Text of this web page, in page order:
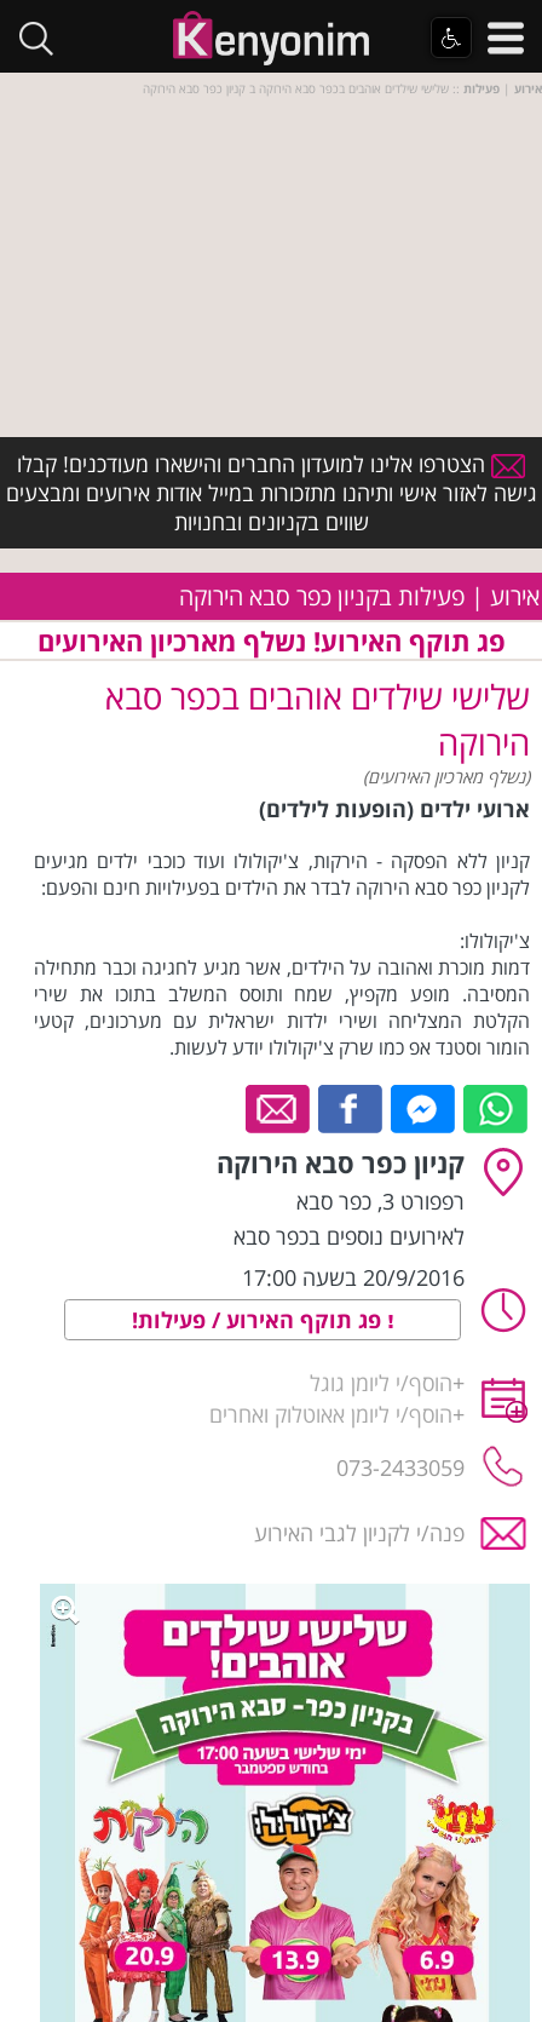
אירוע | פעילות :: שלישי שילדים אוהבים בכפר סבא הירוקה ב קניון כפר סבא הירוקה
הצטרפו אלינו למועדון החברים והישארו מעודכנים! קבלו
גישה לאזור אישי ותיהנו מתזכורות במייל אודות אירועים ומבצעים
שווים בקניונים ובחנויות
אירוע | פעילות בקניון כפר סבא הירוקה
פג תוקף האירוע! נשלף מארכיון האירועים
שלישי שילדים אוהבים בכפר סבא
הירוקה
(נשלף מארכיון האירועים)
ארועי ילדים (הופעות לילדים)
קניון ללא הפסקה - הירקות, צ'יקולולו ועוד כוכבי ילדים מגיעים
לקניון כפר סבא הירוקה לבדר את הילדים בפעילויות חינם והפעם:
צ'יקולולו:
דמות מוכרת ואהובה על הילדים, אשר מגיע לחגיגה וכבר מתחילה
המסיבה. מופע מקפיץ, שמח ותוסס המשלב בתוכו את שירי
הקלטת המצליחה ושירי ילדות ישראלית עם מערכונים, קטעי
הומור וסטנד אפ כמו שרק צ'יקולולו יודע לעשות.
קניון כפר סבא הירוקה
רפפורט 3 , כפר סבא
לאירועים נוספים בכפר סבא
20/9/2016 בשעה 17:00
פג תוקף האירוע / פעילות!
+הוסף/י ליומן גוגל
+הוסף/י ליומן אאוטלוק ואחרים
פנה/י לקניון לגבי האירוע